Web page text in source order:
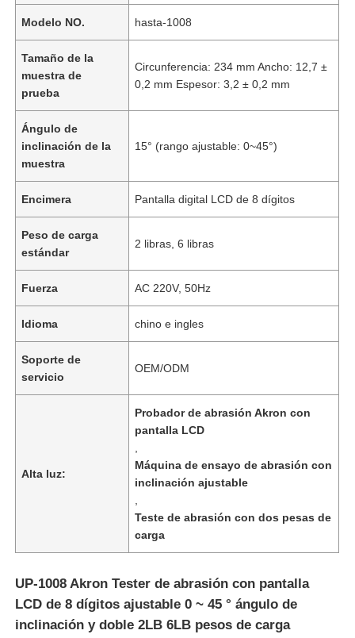
Inicio
Modelo NO. hasta-1008
Tamaño de la
muestra de
prueba
Circunferencia: 234 mm Ancho: 12,7 ±
0,2 mm Espesor: 3,2 ± 0,2 mm
Ángulo de
inclinación de la
muestra
15° (rango ajustable: 0~45°)
Encimera Pantalla digital LCD de 8 dígitos
Peso de carga
estándar
2 libras, 6 libras
Fuerza AC 220V, 50Hz
Idioma chino e ingles
Soporte de
servicio
OEM/ODM
Alta luz:
Probador de abrasión Akron con
pantalla LCD
Máquina de ensayo de abrasión con
inclinación ajustable
Teste de abrasión con dos pesas de
carga
UP-1008 Akron Tester de abrasión con pantalla
LCD de 8 dígitos ajustable 0 ~ 45 ° ángulo de
inclinación y doble 2LB 6LB pesos de carga